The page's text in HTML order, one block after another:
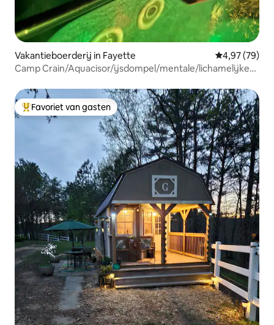
Vakantieboerderij in Fayette Gemiddelde
4,97 (79)
Camp Crain/Aquacisor/ijsdompel/mentale/lichamelijke
Topfavoriet van gasten
Favoriet van gasten